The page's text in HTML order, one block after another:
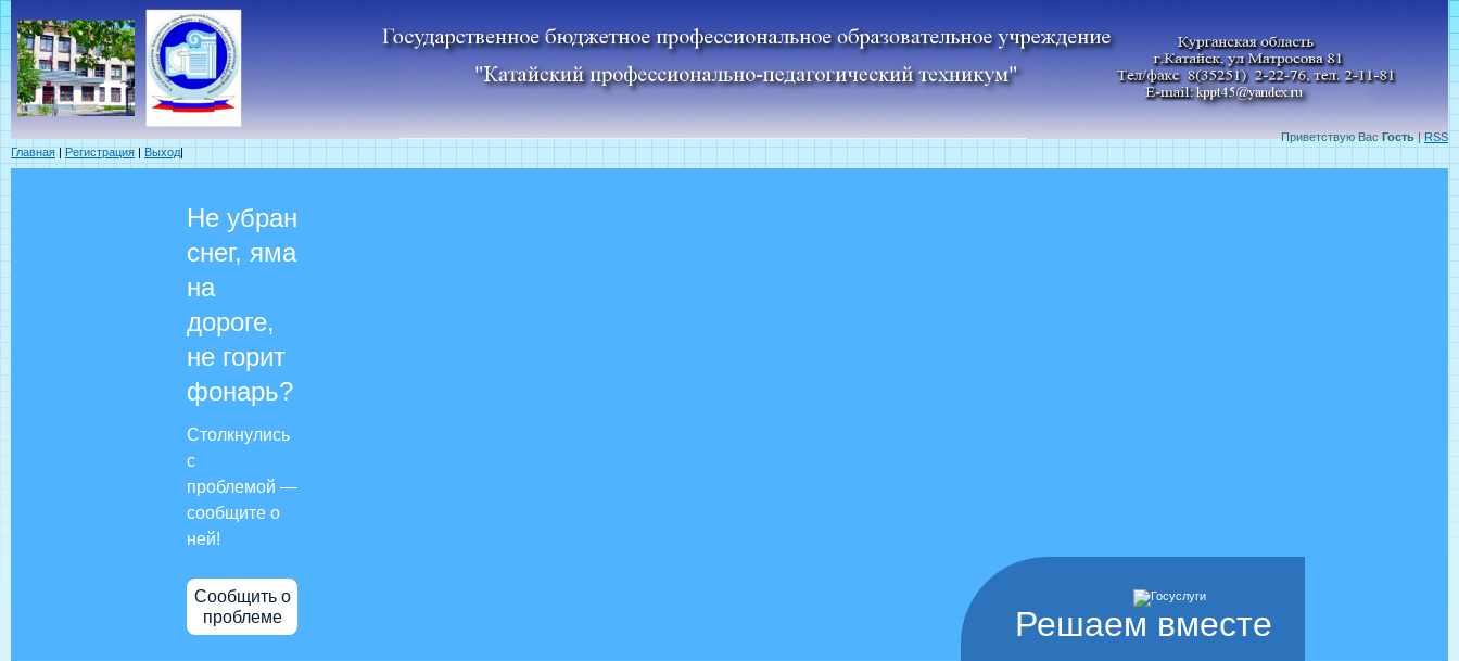
Приветствую Вас Гость|RSS
Главная | Регистрация | Выход|
Решаем вместе
Не убран
снег, яма
на
дороге,
не горит
фонарь?
Столкнулись
с
проблемой —
сообщите о
ней!
Сообщить о
проблеме